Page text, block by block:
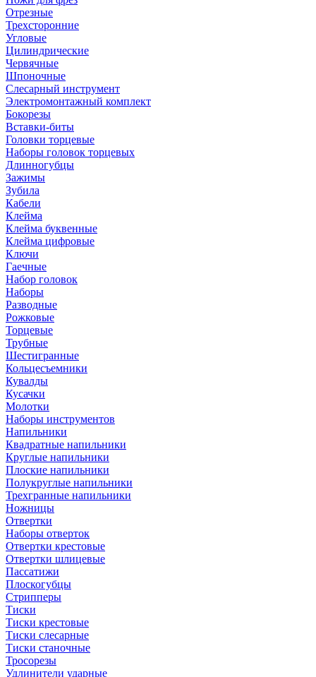
Отрезные
Трехсторонние
Угловые
Цилиндрические
Червячные
Шпоночные
Слесарный инструмент
Электромонтажный комплект
Бокорезы
Вставки-биты
Головки торцевые
Наборы головок торцевых
Длинногубцы
Зажимы
Зубила
Кабели
Клейма
Клейма буквенные
Клейма цифровые
Ключи
Гаечные
Набор головок
Наборы
Разводные
Рожковые
Торцевые
Трубные
Шестигранные
Кольцесъемники
Кувалды
Кусачки
Молотки
Наборы инструментов
Напильники
Квадратные напильники
Круглые напильники
Плоские напильники
Полукруглые напильники
Трехгранные напильники
Ножницы
Отвертки
Наборы отверток
Отвертки крестовые
Отвертки шлицевые
Пассатижи
Плоскогубцы
Стрипперы
Тиски
Тиски крестовые
Тиски слесарные
Тиски станочные
Тросорезы
Удлинители ударные